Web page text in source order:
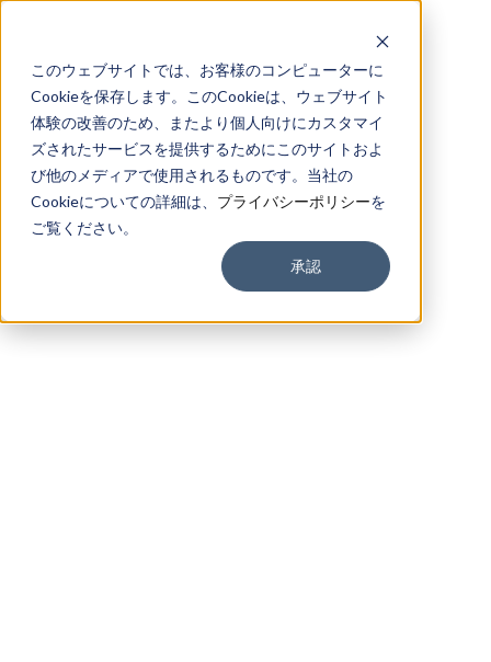
このウェブサイトでは、お客様のコンピューターに
Cookieを保存します。このCookieは、ウェブサイト
体験の改善のため、またより個人向けにカスタマイ
ズされたサービスを提供するためにこのサイトおよ
び他のメディアで使用されるものです。当社の
Cookieについての詳細は、 プライバシーポリシーを
ご覧ください。
承認